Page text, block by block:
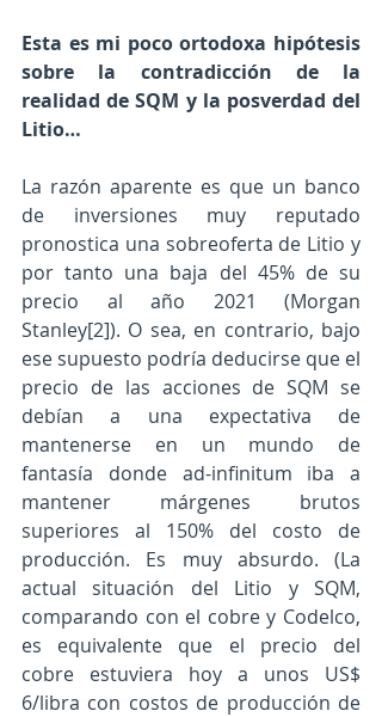
Esta es mi poco ortodoxa hipótesis
sobre la contradicción de la
realidad de SQM y la posverdad del
Litio…
La razón aparente es que un banco
de inversiones muy reputado
pronostica una sobreoferta de Litio y
por tanto una baja del 45% de su
precio al año 2021 (Morgan
Stanley[2]). O sea, en contrario, bajo
ese supuesto podría deducirse que el
precio de las acciones de SQM se
debían a una expectativa de
mantenerse en un mundo de
fantasía donde ad-infinitum iba a
mantener márgenes brutos
superiores al 150% del costo de
producción. Es muy absurdo. (La
actual situación del Litio y SQM,
comparando con el cobre y Codelco,
es equivalente que el precio del
cobre estuviera hoy a unos US$
6/libra con costos de producción de